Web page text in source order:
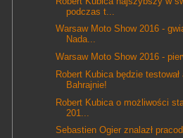
podczas t...
Warsaw Moto Show 2016 -
Nada...
Warsaw Moto Show 2016 -
Robert Kubica będzie
Bahrajnie!
Robert Kubica o możliwości
201...
Sebastien Ogier znalazł